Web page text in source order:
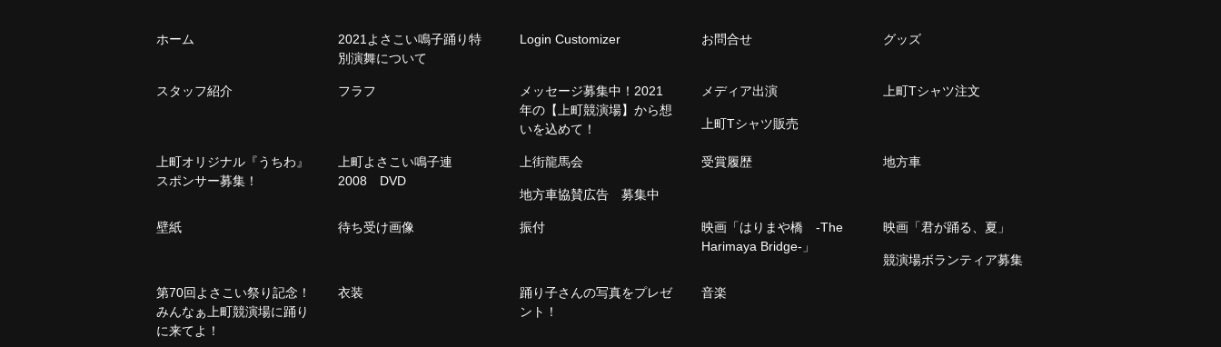
ホーム
2021よさこい鳴子踊り特
別演舞について
Login Customizer お問合せ グッズ
スタッフ紹介 フラフ
メッセージ募集中！2021
年の【上町競演場】から想
いを込めて！
メディア出演 上町Tシャツ注文
上町Tシャツ販売
上町オリジナル『うちわ』
スポンサー募集！
上町よさこい鳴子連
2008 DVD
上街龍馬会 受賞履歴 地方車
地方車協賛広告 募集中
壁紙 待ち受け画像 振付
映画「はりまや橋 -The
Harimaya Bridge-」
映画「君が踊る、夏」
競演場ボランティア募集
第70回よさこい祭り記念！
みんなぁ上町競演場に踊り
に来てよ！
衣装
踊り子さんの写真をプレゼ
ント！
音楽